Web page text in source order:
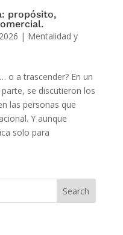
propósito,
| Mentalidad y
o a trascender? En un
se discutieron los
las personas que
Y aunque
solo para
Search